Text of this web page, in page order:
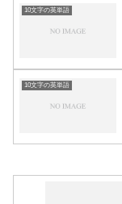
10文字の英単語
10文字の英単語